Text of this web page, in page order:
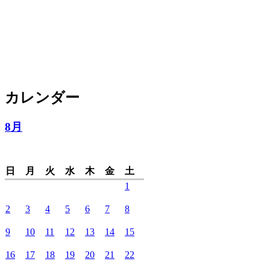
カレンダー
8月
日 月 火 水 木 金
土
1
2 3 4 5 6 7 8
9 10 11 12 13 14 15
16 17 18 19 20 21 22